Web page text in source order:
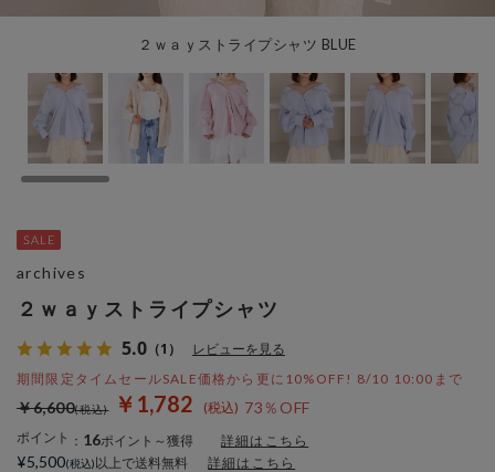
２ｗａｙストライプシャツ BLUE
２ｗａｙストライプシャツ
5.0 （1） レビューを見る
期間限定タイムセールSALE価格から更に10%OFF! 8/10 10:00まで
￥1,782 73％OFF
￥6,600
ポイント ： 16ポイント～獲得 詳細はこちら
archives
¥5,500 以上で送料無料 詳細はこちら